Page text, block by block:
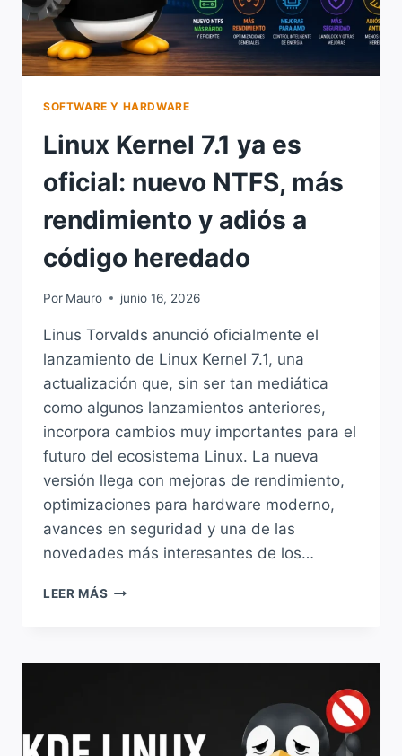
MUCHO
MÁS
PULIDA
SOFTWARE Y HARDWARE
Linux Kernel 7.1 ya es
oficial: nuevo NTFS, más
rendimiento y adiós a
código heredado
Por Mauro junio 16, 2026
Linus Torvalds anunció oficialmente el
lanzamiento de Linux Kernel 7.1, una
actualización que, sin ser tan mediática
como algunos lanzamientos anteriores,
incorpora cambios muy importantes para el
futuro del ecosistema Linux. La nueva
versión llega con mejoras de rendimiento,
optimizaciones para hardware moderno,
avances en seguridad y una de las
novedades más interesantes de los…
LEER MÁS LINUX
ES
MÁS